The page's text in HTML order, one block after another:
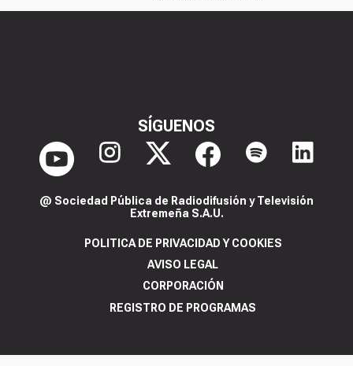
SÍGUENOS
@ Sociedad Pública de Radiodifusión y Televisión
Extremeña S.A.U.
POLITICA DE PRIVACIDAD Y COOKIES
AVISO LEGAL
CORPORACIÓN
REGISTRO DE PROGRAMAS